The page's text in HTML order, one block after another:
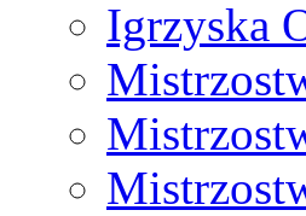
Igrzyska